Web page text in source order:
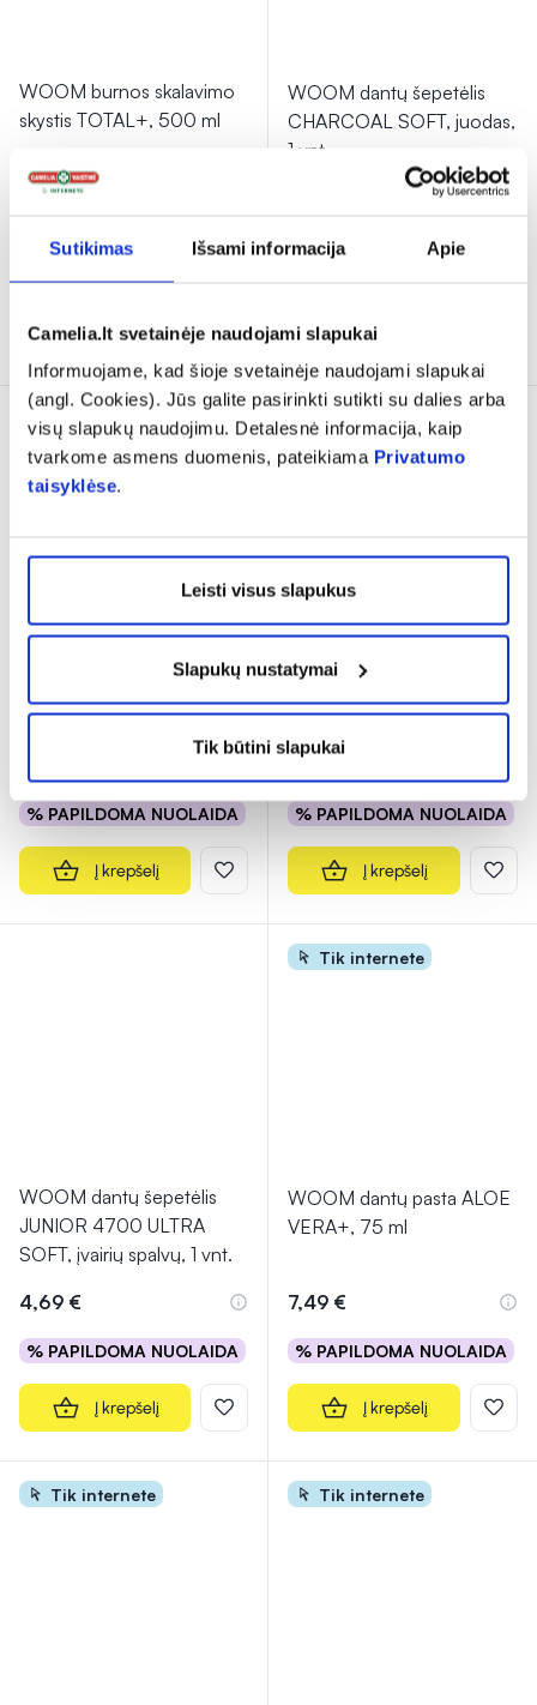
Sutikimas Išsami informacija Apie
Camelia.lt svetainėje naudojami slapukai
Informuojame, kad šioje svetainėje naudojami slapukai
(angl. Cookies). Jūs galite pasirinkti sutikti su dalies arba
visų slapukų naudojimu. Detalesnė informacija, kaip
tvarkome asmens duomenis, pateikiama Privatumo
taisyklėse.
Leisti visus slapukus
Slapukų nustatymai
Tik būtini slapukai
WOOM burnos skalavimo
skystis TOTAL+, 500 ml
Į krepšelį
WOOM dantų šepetėlis
CHARCOAL SOFT, juodas,
1 vnt.
Įvertinimas 5.0 iš 5
(2)
Į krepšelį
WOOM dantų šepetėlis
SOFT, įvairių spalvų, 1 vnt.
% PAPILDOMA NUOLAIDA
Į krepšelį
WOOM dantų šepetėlis
spalvų, 1 vnt.
4,69 €
% PAPILDOMA NUOLAIDA
Į krepšelį
WOOM dantų šepetėlis
JUNIOR 4700 ULTRA
SOFT, įvairių spalvų, 1 vnt.
4,69 €
% PAPILDOMA NUOLAIDA
Į krepšelį
Tik internete
WOOM dantų pasta ALOE
VERA+, 75 ml
7,49 €
% PAPILDOMA NUOLAIDA
Į krepšelį
Tik internete Tik internete